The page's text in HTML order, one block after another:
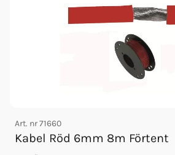
Art. nr71660
Kabel Röd 6mm 8m Förtent